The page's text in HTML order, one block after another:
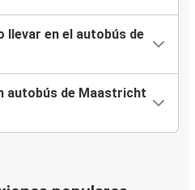
llevar en el autobús de
autobús de Maastricht